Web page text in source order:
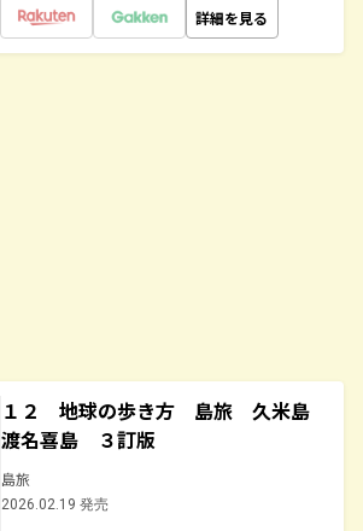
詳細を見る
１２ 地球の歩き方 島旅 久米島
渡名喜島 ３訂版
島旅
2026.02.19 発売